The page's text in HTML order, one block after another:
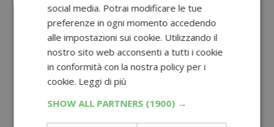
social media. Potrai modificare le tue
preferenze in ogni momento accedendo
alle impostazioni sui cookie. Utilizzando il
nostro sito web acconsenti a tutti i cookie
in conformità con la nostra policy per i
cookie. Leggi di più
SHOW ALL PARTNERS (1900) →